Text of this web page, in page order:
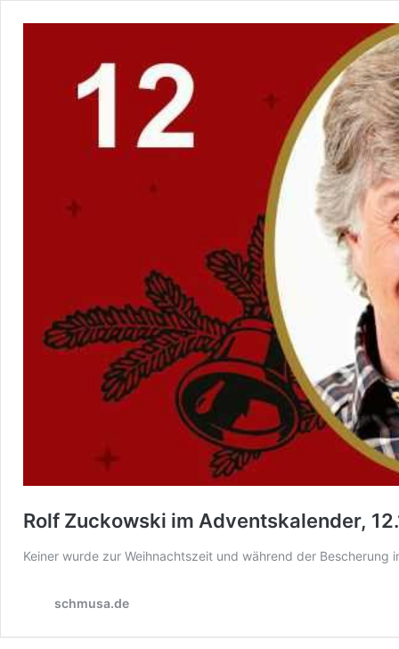
Rolf Zuckowski im Adventskalender,
Keiner wurde zur Weihnachtszeit und während der
schmusa.de